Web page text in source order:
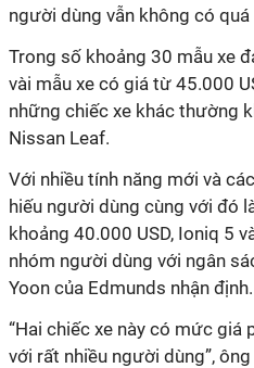
người dùng vẫn không có
Trong số khoảng 30 mẫu xe
vài mẫu xe có giá từ 45.000
những chiếc xe khác thường
Nissan Leaf.
Với nhiều tính năng mới và
hiếu người dùng cùng với đó
khoảng 40.000 USD, Ioniq 5
nhóm người dùng với ngân
Yoon của Edmunds nhận định.
“Hai chiếc xe này có mức giá
với rất nhiều người dùng”,